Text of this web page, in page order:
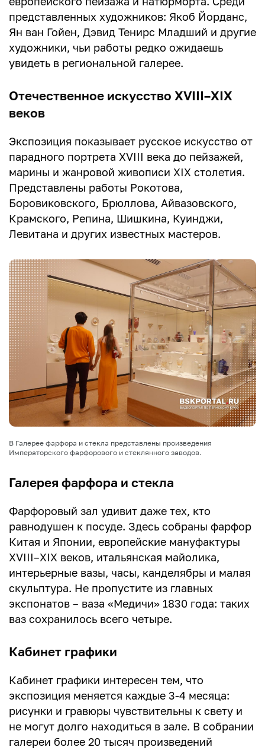
представленных художников: Якоб Йорданс,
Ян ван Гойен, Дэвид Тенирс Младший и другие
художники, чьи работы редко ожидаешь
увидеть в региональной галерее.
Отечественное искусство XVIII–XIX
веков
Экспозиция показывает русское искусство от
парадного портрета XVIII века до пейзажей,
марины и жанровой живописи XIX столетия.
Представлены работы Рокотова,
Боровиковского, Брюллова, Айвазовского,
Крамского, Репина, Шишкина, Куинджи,
Левитана и других известных мастеров.
В Галерее фарфора и стекла представлены произведения
Императорского фарфорового и стеклянного заводов.
Галерея фарфора и стекла
Фарфоровый зал удивит даже тех, кто
равнодушен к посуде. Здесь собраны фарфор
Китая и Японии, европейские мануфактуры
XVIII–XIX веков, итальянская майолика,
интерьерные вазы, часы, канделябры и малая
скульптура. Не пропустите из главных
экспонатов – ваза «Медичи» 1830 года: таких
ваз сохранилось всего четыре.
Кабинет графики
Кабинет графики интересен тем, что
экспозиция меняется каждые 3-4 месяца:
рисунки и гравюры чувствительны к свету и
не могут долго находиться в зале. В собрании
галереи более 20 тысяч произведений